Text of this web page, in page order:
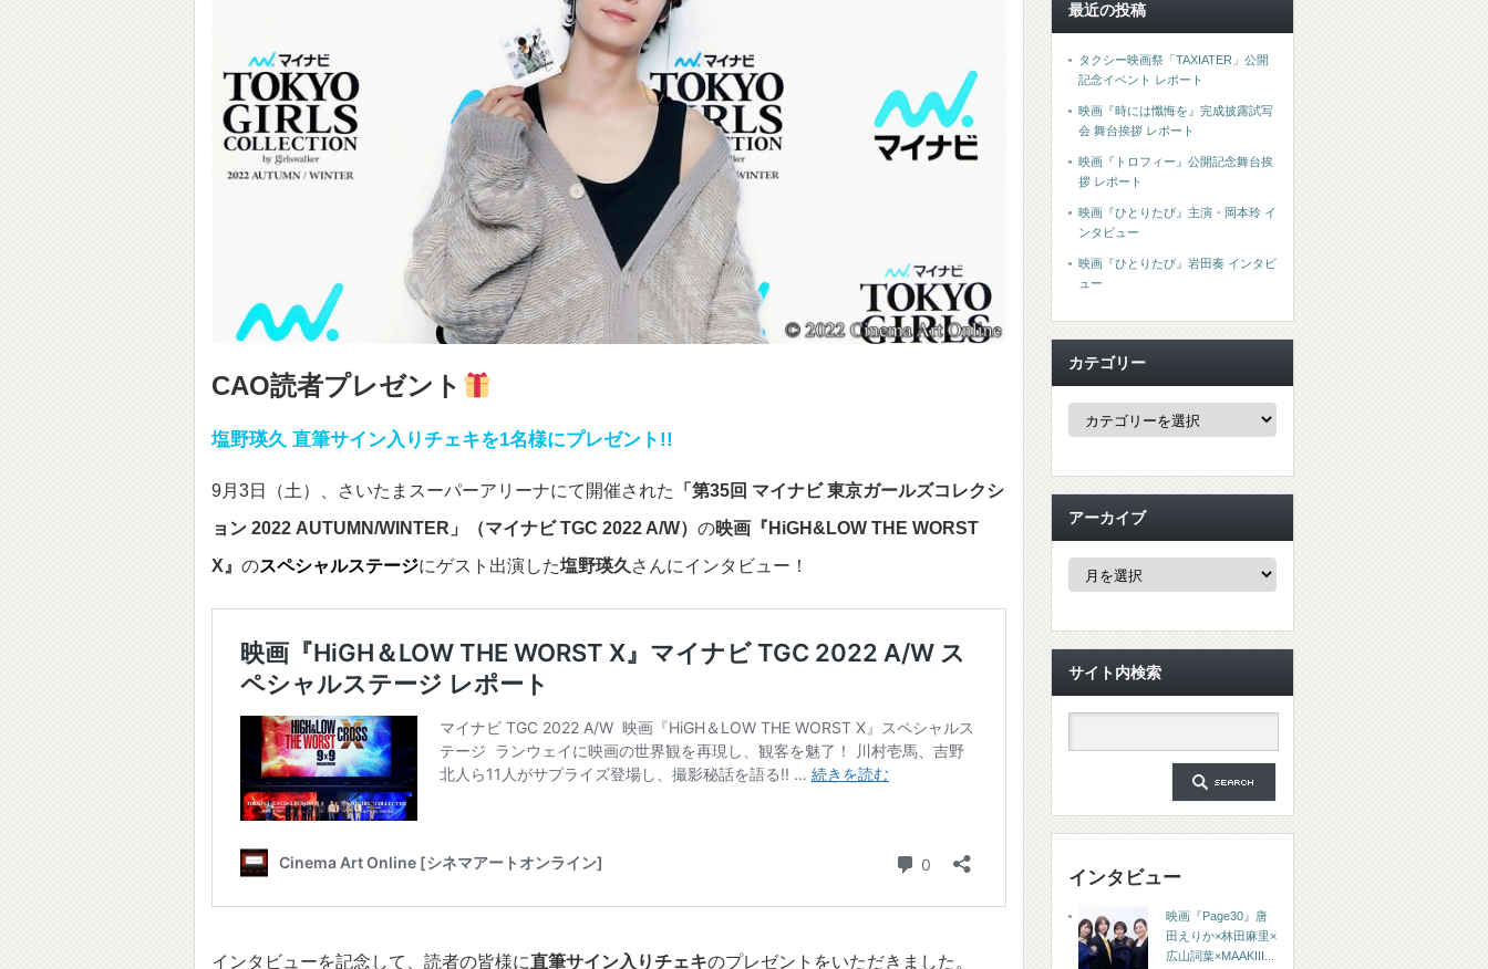
CAO読者プレゼント
塩野瑛久 直筆サイン入りチェキを1名様にプレゼント!!
9月3日（土）、さいたまスーパーアリーナにて開催された
「第35回 マイナビ 東京ガールズコレクシ
ョン 2022 AUTUMN/WINTER」（マイナビ TGC 2022 A/W） の映画『HiGH&LOW THE WORST
X』 のスペシャルステージにゲスト出演した塩野瑛久 さんにインタビュー！
インタビューを記念して、読者の皆様に直筆サイン入りチェキのプレゼントをいただきました。
最近の投稿
タクシー映画祭「TAXIATER」公開
記念イベント レポート
映画『時には懺悔を』完成披露試写
会 舞台挨拶 レポート
映画『トロフィー』公開記念舞台挨
拶 レポート
映画『ひとりたび』主演・岡本玲 イ
ンタビュー
映画『ひとりたび』岩田奏 インタビ
ュー
カテゴリー
ー
アーカイブ
ブ
サイト内検索
インタビュー
映画『Page30』唐
田えりか×林田麻里×
広山詞葉×MAAKIII...